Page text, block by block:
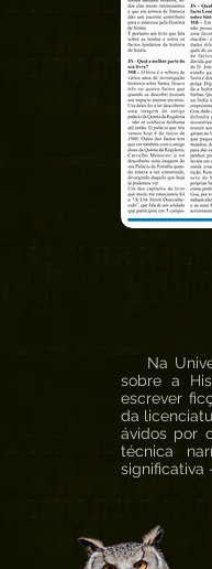
Na
sobre a
escrever
da
ávidos por
técnica
significativa